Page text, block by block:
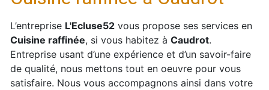
L’entreprise L'Ecluse52 vous propose ses services en
Cuisine raffinée, si vous habitez à Caudrot.
Entreprise usant d’une expérience et d’un savoir-faire
de qualité, nous mettons tout en oeuvre pour vous
satisfaire. Nous vous accompagnons ainsi dans votre